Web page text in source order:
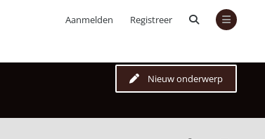
Aanmelden Registreer
Nieuw onderwerp